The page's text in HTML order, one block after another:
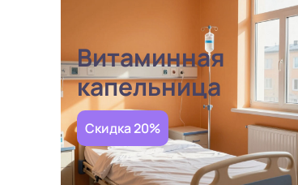
Витаминная
капельница
Скидка 20%